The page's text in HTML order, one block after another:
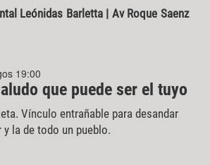
Leónidas Barletta | Av Roque Saenz
19:00
que puede ser el tuyo
Vínculo entrañable para desandar
la de todo un pueblo.